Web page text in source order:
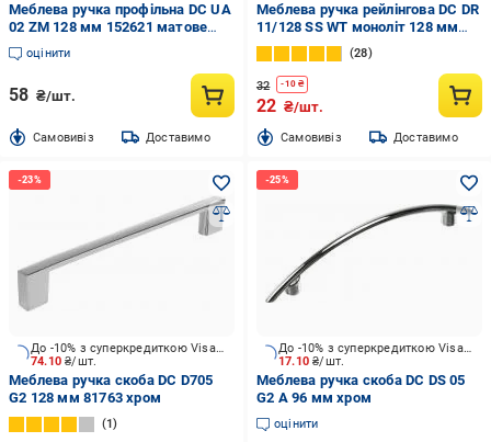
Меблева ручка профільна DC UA
02 ZM 128 мм 152621 матове
золото
оцінити
58 ₴/шт.
Cамовивіз Доставимо
Меблева ручка рейлінгова DC DR
11/128 SS WT моноліт 128 мм
білий
28
32 -10₴
22 ₴/шт.
Cамовивіз Доставимо
74.10₴/шт.
До -10% з суперкредиткою Visa Вигода
Меблева ручка скоба DC D705
G2 128 мм 81763 хром
1
17.10₴/шт.
До -10% з суперкредиткою Visa Вигода
Меблева ручка скоба DC DS 05
G2 A 96 мм хром
оцінити